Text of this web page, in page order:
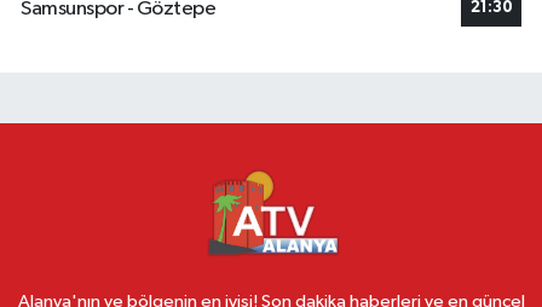
Samsunspor - Göztepe
21:30
Alanya'nın ve bölgenin en iyisi! Son dakika haberleri ve en güncel